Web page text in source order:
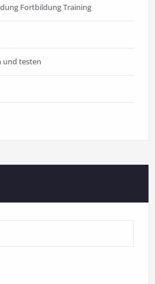
Fortbildung Training
und testen